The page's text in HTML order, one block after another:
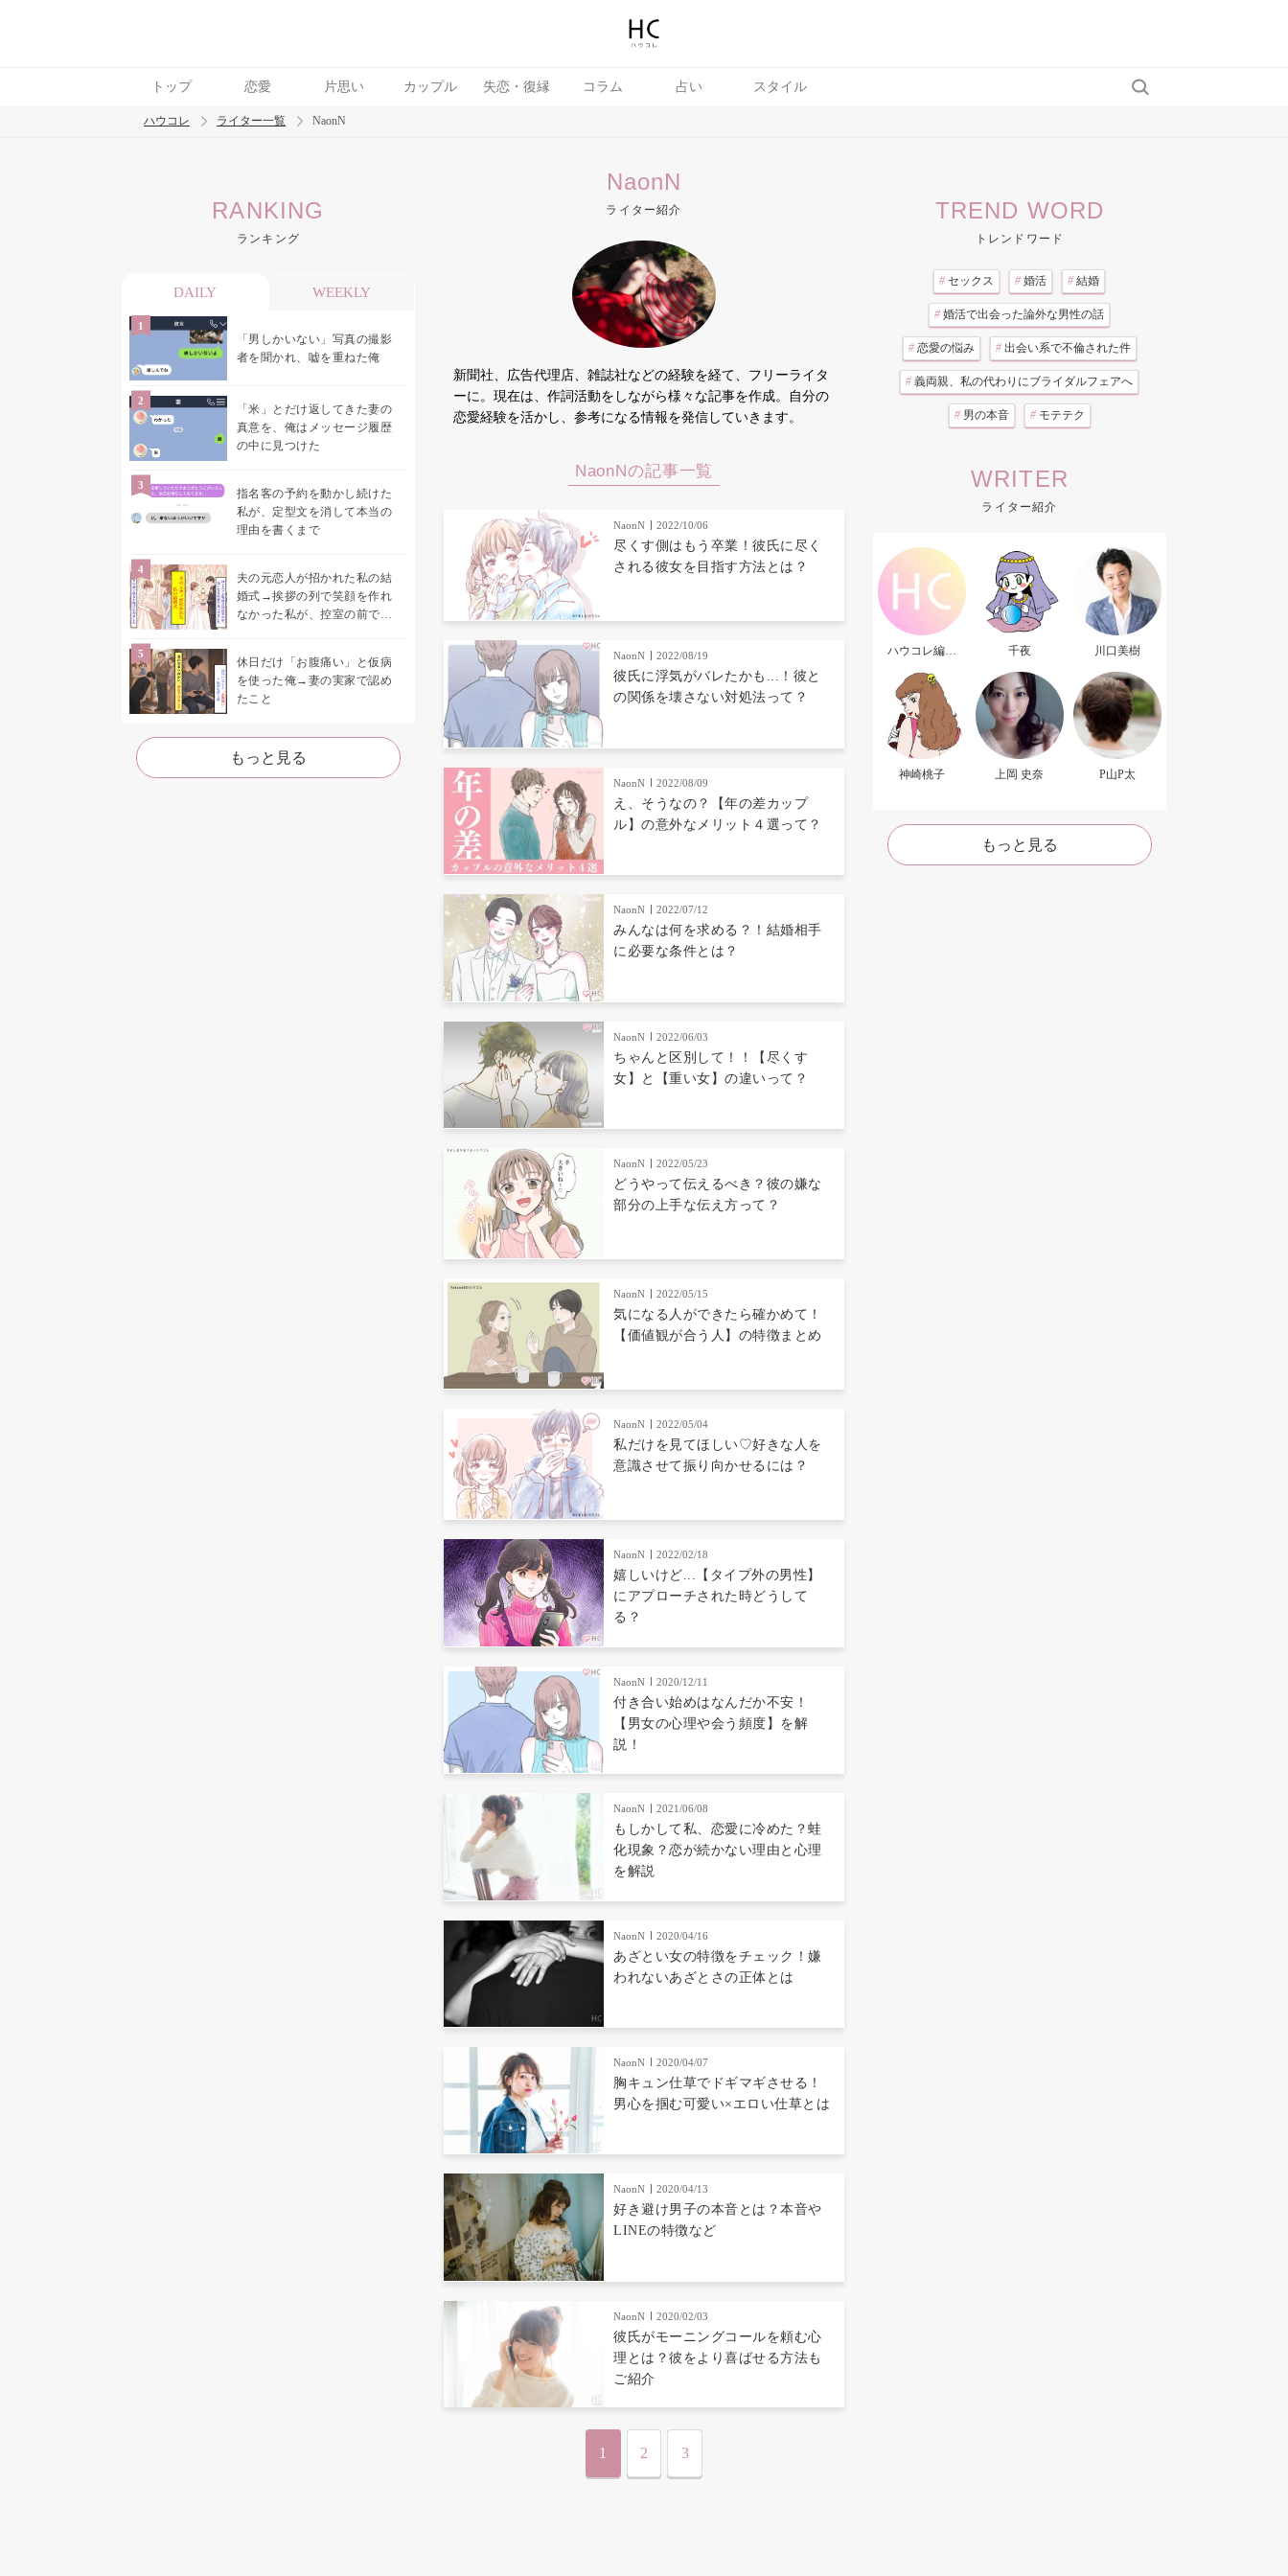
トップ 恋愛 片思い カップル 失恋・復縁 コラム 占い スタイル
トレンド ワード
ハウコレ ライター一覧 NaonN
RANKING
ランキング
DAILY WEEKLY
「男しかいない」写真の撮影
者を聞かれ、嘘を重ねた俺
「米」とだけ返してきた妻の
真意を、俺はメッセージ履歴
の中に見つけた
指名客の予約を動かし続けた
私が、定型文を消して本当の
理由を書くまで
夫の元恋人が招かれた私の結
婚式→挨拶の列で笑顔を作れ
なかった私が、控室の前で彼
休日だけ「お腹痛い」と仮病
を使った俺→妻の実家で認め
たこと
もっと見る
NaonN
ライター紹介
新聞社、広告代理店、雑誌社などの経験を経て、フリーライタ
ーに。現在は、作詞活動をしながら様々な記事を作成。自分の
恋愛経験を活かし、参考になる情報を発信していきます。
NaonNの記事一覧
NaonN 2022/10/06
尽くす側はもう卒業！彼氏に尽く
される彼女を目指す方法とは？
NaonN 2022/08/19
彼氏に浮気がバレたかも...！彼と
の関係を壊さない対処法って？
NaonN 2022/08/09
え、そうなの？【年の差カップ
ル】の意外なメリット４選って？
NaonN 2022/07/12
みんなは何を求める？！結婚相手
に必要な条件とは？
NaonN 2022/06/03
ちゃんと区別して！！【尽くす
女】と【重い女】の違いって？
NaonN 2022/05/23
どうやって伝えるべき？彼の嫌な
部分の上手な伝え方って？
NaonN 2022/05/15
気になる人ができたら確かめて！
【価値観が合う人】の特徴まとめ
NaonN 2022/05/04
私だけを見てほしい♡好きな人を
意識させて振り向かせるには？
NaonN 2022/02/18
嬉しいけど...【タイプ外の男性】
にアプローチされた時どうして
る？
NaonN 2020/12/11
付き合い始めはなんだか不安！
【男女の心理や会う頻度】を解
説！
NaonN 2021/06/08
もしかして私、恋愛に冷めた？蛙
化現象？恋が続かない理由と心理
を解説
NaonN 2020/04/16
あざとい女の特徴をチェック！嫌
われないあざとさの正体とは
NaonN 2020/04/07
胸キュン仕草でドギマギさせる！
男心を掴む可愛い×エロい仕草とは
NaonN 2020/04/13
好き避け男子の本音とは？本音や
LINEの特徴など
NaonN 2020/02/03
彼氏がモーニングコールを頼む心
理とは？彼をより喜ばせる方法も
ご紹介
1 2 3
TREND WORD
トレンドワード
# セックス # 婚活 # 結婚
# 婚活で出会った論外な男性の話
# 恋愛の悩み # 出会い系で不倫された件
# 義両親、私の代わりにブライダルフェアへ
# 男の本音 # モテテク
WRITER
ライター紹介
ハウコレ編集
千夜 川口美樹
神崎桃子 上岡 史奈 P山P太
もっと見る